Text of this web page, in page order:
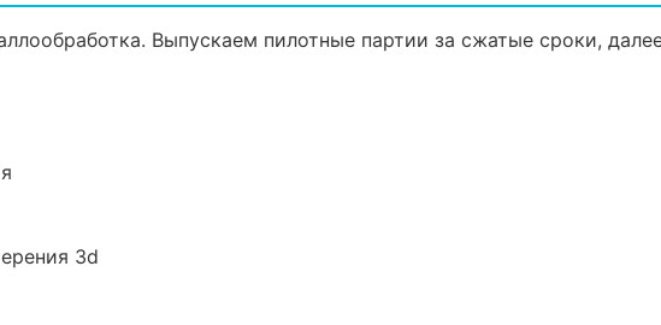
Выпускаем пилотные партии за сжатые сроки,
3d